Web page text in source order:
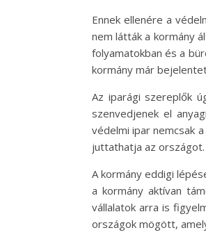
Ennek ellenére a
nem látták a kormány
folyamatokban és a
kormány már
Az iparági szereplők
szenvedjenek el
védelmi ipar nemcsak
juttathatja az országot.
A kormány eddigi
a kormány aktívan
vállalatok arra is
országok mögött,